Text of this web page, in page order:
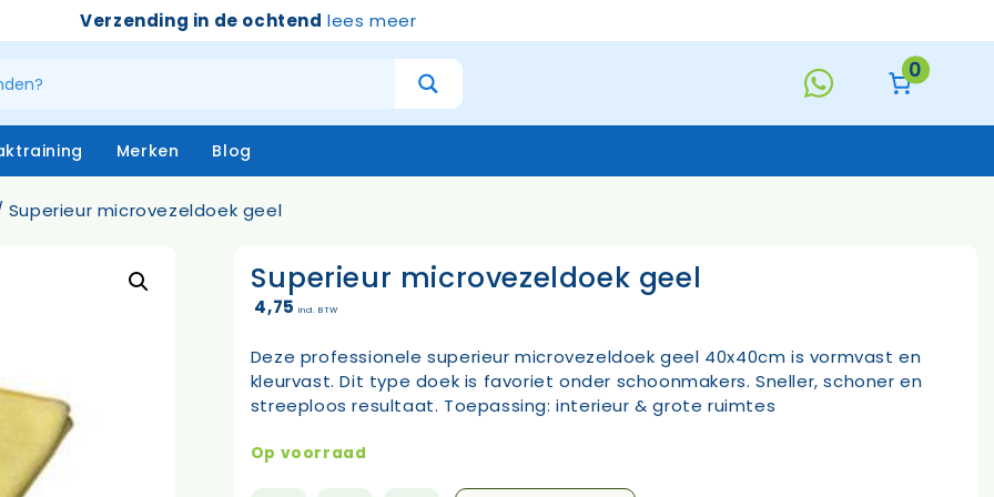
Verzending in de ochtend lees meer
0
Handschoenen
Emmers
Vloertrekkers
Schrapers – handtrekkers
Sprayflacons
Op=op
Keukentextiel
Deurmatten
Handzeep
Merken Blog
Superieur microvezeldoek geel
Superieur microvezeldoek geel
4,75 incl. BTW
Deze professionele superieur microvezeldoek geel 40x40cm is vormvast en
kleurvast. Dit type doek is favoriet onder schoonmakers. Sneller, schoner en
streeploos resultaat. Toepassing: interieur & grote ruimtes
Op voorraad